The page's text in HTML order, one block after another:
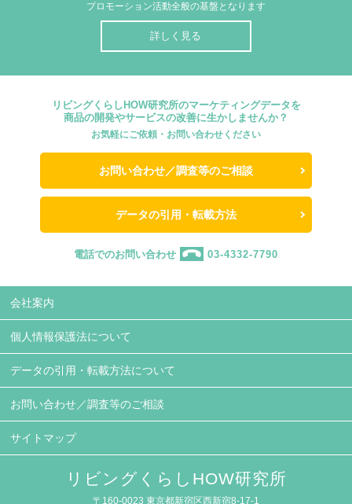
プロモーション活動全般の基盤となります
詳しく見る
リビングくらしHOW研究所のマーケティングデータを
商品の開発やサービスの改善に生かしませんか？
お気軽にご依頼・お問い合わせください
お問い合わせ／調査等のご相談
データの引用・転載方法
電話でのお問い合わせ 03-4332-7790
会社案内
個人情報保護法について
データの引用・転載方法について
お問い合わせ／調査等のご相談
サイトマップ
リビングくらしHOW研究所
〒160-0023 東京都新宿区西新宿8-17-1